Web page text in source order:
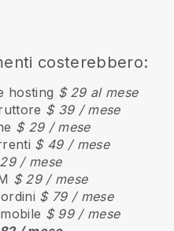
costerebbero:
hosting $ 29 al mese
$ 39 / mese
$ 29 / mese
$ 49 / mese
/ mese
$ 29 / mese
$ 79 / mese
$ 99 / mese